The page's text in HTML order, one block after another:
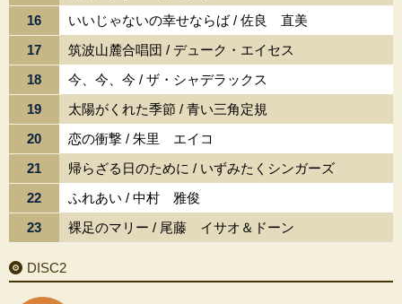
16
いいじゃないの幸せならば / 佐良 直美
17
筑波山麓合唱団 / デューク・エイセス
18
今、今、今 / ザ・シャデラックス
19
太陽がくれた季節 / 青い三角定規
20
恋の衝撃 / 朱里 エイコ
21
帰らざる日のために / いずみたくシンガーズ
22
ふれあい / 中村 雅俊
23
裸足のマリー / 尾藤 イサオ＆ドーン
DISC2